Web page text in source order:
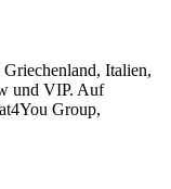
Italien,
und VIP. Auf
Group,